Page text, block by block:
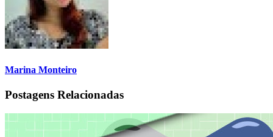
Marina Monteiro
Postagens Relacionadas